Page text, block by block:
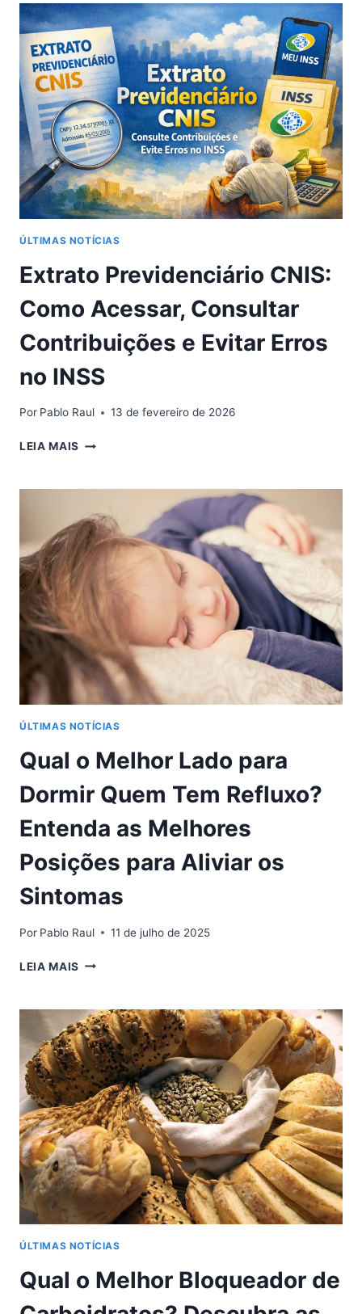
INSS:
COMO
CONFERIR
SEU
HISTÓRICO
E
GARANTIR
UMA
APOSENTADORIA
SEM
SURPRESAS
ÚLTIMAS NOTÍCIAS
Extrato Previdenciário CNIS:
Como Acessar, Consultar
Contribuições e Evitar Erros
no INSS
Por Pablo Raul 13 de fevereiro de 2026
LEIA MAIS EXTRATO
COMO
ACESSAR,
CONSULTAR
CONTRIBUIÇÕES
E
EVITAR
ERROS
NO
INSS
ÚLTIMAS NOTÍCIAS
Qual o Melhor Lado para
Dormir Quem Tem Refluxo?
Entenda as Melhores
Posições para Aliviar os
Sintomas
Por Pablo Raul 11 de julho de 2025
LEIA MAIS QUAL
LADO
PARA
DORMIR
QUEM
TEM
REFLUXO?
ENTENDA
AS
MELHORES
POSIÇÕES
PARA
ÚLTIMAS NOTÍCIAS
Qual o Melhor Bloqueador de